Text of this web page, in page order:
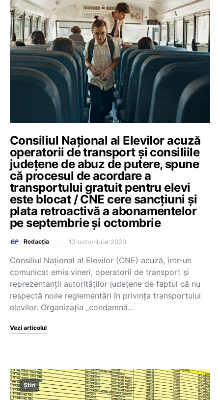
Consiliul Național al Elevilor acuză
operatorii de transport și consiliile
județene de abuz de putere, spune
că procesul de acordare a
transportului gratuit pentru elevi
este blocat / CNE cere sancțiuni și
plata retroactivă a abonamentelor
pe septembrie și octombrie
Redacția 13 octombrie 2023
Consiliul Național al Elevilor (CNE) acuză, într-un
comunicat emis vineri, operatorii de transport și
reprezentanții autorităților județene de faptul că nu
respectă noile reglementări în privința transportului
elevilor. Organizația „condamnă…
Vezi articolul
Știri